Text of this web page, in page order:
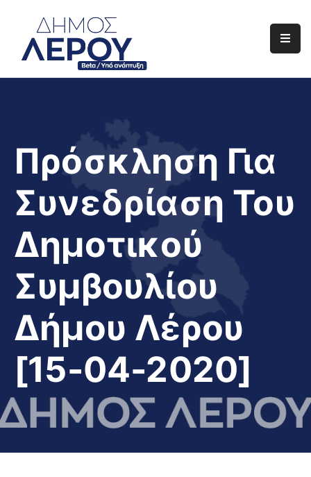
Αρχική
Διαφάνεια
Το
Νησί
Μας
Πρόσκληση Για
Συνεδρίαση Του
Δημοτικού
Συμβουλίου
Δήμου Λέρου
[15-04-2020]